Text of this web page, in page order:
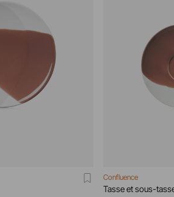
Confluence
Tasse et sous-